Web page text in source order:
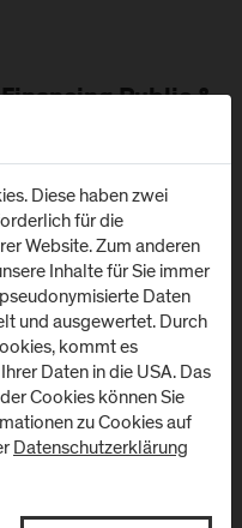
Public &
Diese haben zwei
für die
Website. Zum anderen
Inhalte für Sie immer
Daten
und ausgewertet. Durch
kommt es
Daten in die USA. Das
Cookies können Sie
zu Cookies auf
Datenschutzerklärung